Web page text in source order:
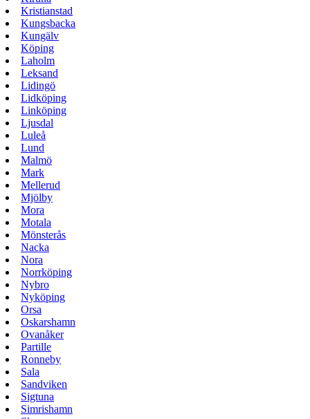
Kristianstad
Kungsbacka
Kungälv
Köping
Laholm
Leksand
Lidingö
Lidköping
Linköping
Ljusdal
Luleå
Lund
Malmö
Mark
Mellerud
Mjölby
Mora
Motala
Mönsterås
Nacka
Nora
Norrköping
Nybro
Nyköping
Orsa
Oskarshamn
Ovanåker
Partille
Ronneby
Sala
Sandviken
Sigtuna
Simrishamn